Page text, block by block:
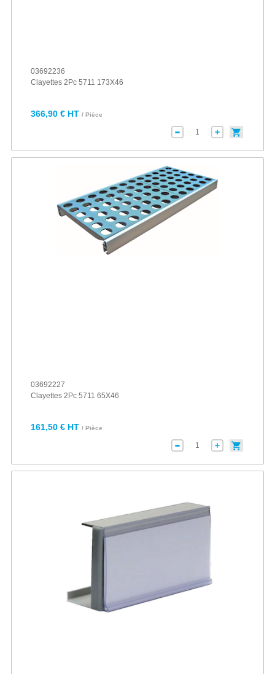
03692236
Clayettes 2Pc 5711 173X46
366,90 € HT / Pièce
03692227
Clayettes 2Pc 5711 65X46
161,50 € HT / Pièce